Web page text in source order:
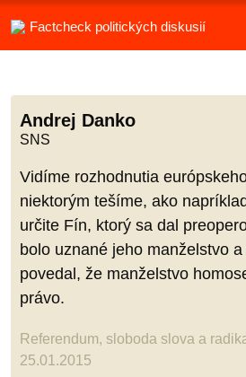
Factcheck politických diskusií
Andrej Danko
SNS
Vidíme rozhodnutia
niektorým tešíme, ako
určite Fín, ktorý sa dal
bolo uznané jeho manželstvo
povedal, že manželstvo
právo.
Referendum, sloboda slova a
25.01.2015